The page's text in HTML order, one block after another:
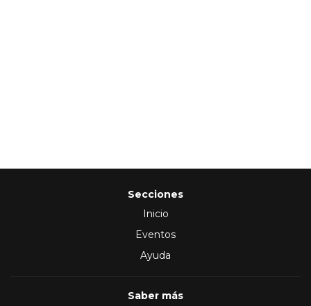
Secciones
Inicio
Eventos
Ayuda
Saber más